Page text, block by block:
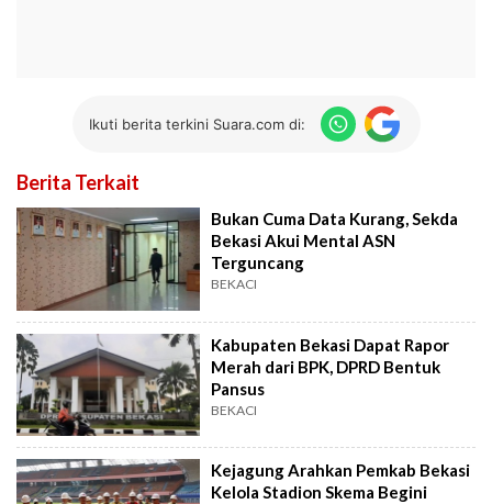
Ikuti berita terkini Suara.com di:
Berita Terkait
Bukan Cuma Data Kurang, Sekda
Bekasi Akui Mental ASN
Terguncang
BEKACI
Kabupaten Bekasi Dapat Rapor
Merah dari BPK, DPRD Bentuk
Pansus
BEKACI
Kejagung Arahkan Pemkab Bekasi
Kelola Stadion Skema Begini